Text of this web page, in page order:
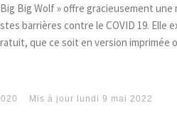
Big Wolf » offre gracieusement une
barrières contre le COVID 19. Elle
que ce soit en version imprimée
Mis à jour lundi 9 mai 2022